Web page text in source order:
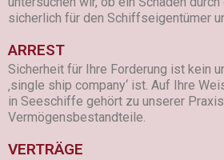
sicherlich für den Schiffseigentümer
ARREST
Sicherheit für Ihre Forderung ist kein
‚single ship company‘ ist. Auf Ihre
in Seeschiffe gehört zu unserer
Vermögensbestandteile.
VERTRÄGE